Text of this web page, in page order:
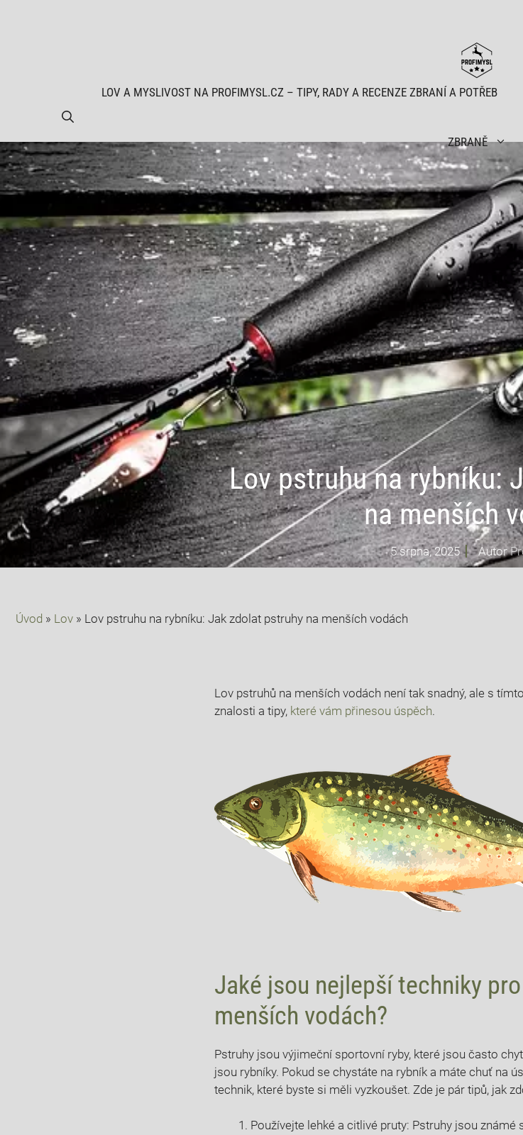
LOV A MYSLIVOST NA PROFIMYSL.CZ – TIPY, RADY A RECENZE ZBRANÍ A POTŘEB
ZBRANĚ
Lov pstruhu na rybníku:
na menších
5 srpna, 2025 Autor
Úvod » Lov » Lov pstruhu na rybníku: Jak zdolat pstruhy na menších vodách
Lov pstruhů na menších vodách není tak snadný, ale s
znalosti a tipy, které vám přinesou úspěch.
Jaké jsou nejlepší techniky
menších vodách?
Pstruhy jsou výjimeční sportovní ryby, které jsou často
jsou rybníky. Pokud se chystáte na rybník a máte chuť na
technik, které byste si měli vyzkoušet. Zde je pár tipů, jak
Používejte lehké a citlivé pruty: Pstruhy jsou